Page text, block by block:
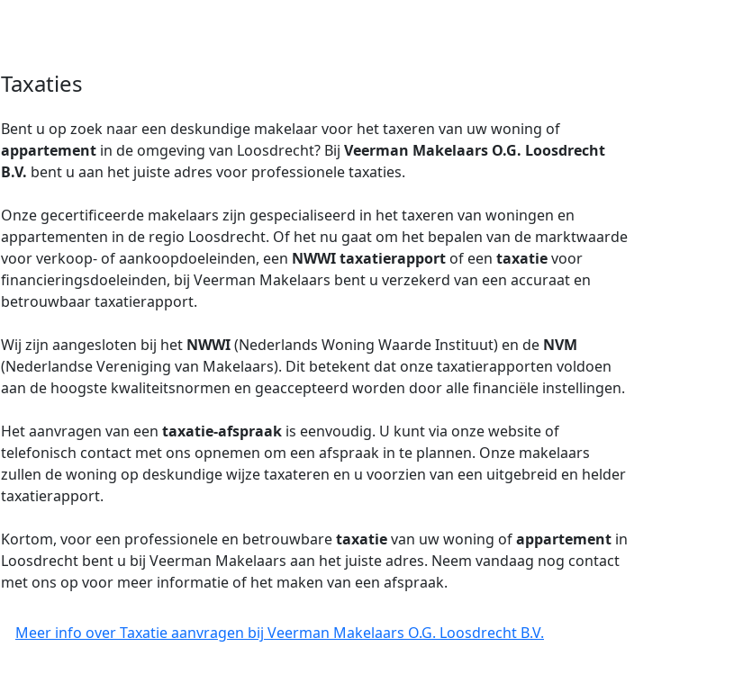
Taxaties
Bent u op zoek naar een deskundige makelaar voor het taxeren van uw woning of
appartement in de omgeving van Loosdrecht? Bij Veerman Makelaars O.G. Loosdrecht
B.V. bent u aan het juiste adres voor professionele taxaties.
Onze gecertificeerde makelaars zijn gespecialiseerd in het taxeren van woningen en
appartementen in de regio Loosdrecht. Of het nu gaat om het bepalen van de marktwaarde
voor verkoop- of aankoopdoeleinden, een NWWItaxatierapport of een taxatievoor
financieringsdoeleinden, bij Veerman Makelaars bent u verzekerd van een accuraat en
betrouwbaar taxatierapport.
Wij zijn aangesloten bij het NWWI(Nederlands Woning Waarde Instituut) en de NVM
(Nederlandse Vereniging van Makelaars). Dit betekent dat onze taxatierapporten voldoen
aan de hoogste kwaliteitsnormen en geaccepteerd worden door alle financiële instellingen.
Het aanvragen van een taxatie-afspraak is eenvoudig. U kunt via onze website of
telefonisch contact met ons opnemen om een afspraak in te plannen. Onze makelaars
zullen de woning op deskundige wijze taxateren en u voorzien van een uitgebreid en helder
taxatierapport.
Kortom, voor een professionele en betrouwbaretaxatievan uw woning ofappartement in
Loosdrecht bent u bij Veerman Makelaars aan het juiste adres. Neem vandaag nog contact
met ons op voor meer informatie of het maken van een afspraak.
Meer info over Taxatie aanvragen bij Veerman Makelaars O.G. Loosdrecht B.V.